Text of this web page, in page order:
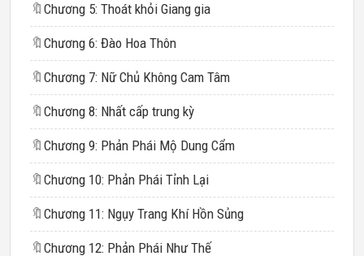
🔖 Chương 5: Thoát khỏi Giang gia
🔖 Chương 6: Đào Hoa Thôn
🔖 Chương 7: Nữ Chủ Không Cam Tâm
🔖 Chương 8: Nhất cấp trung kỳ
🔖 Chương 9: Phản Phái Mộ Dung Cẩm
🔖 Chương 10: Phản Phái Tỉnh Lại
🔖 Chương 11: Ngụy Trang Khí Hồn Sủng
🔖 Chương 12: Phản Phái Như Thế